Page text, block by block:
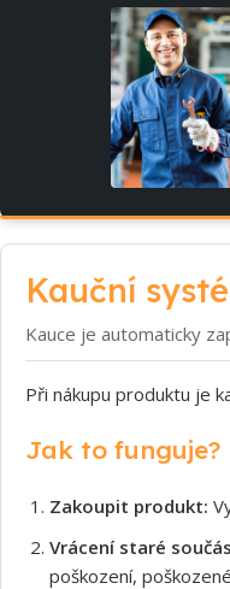
Kauční
Kauce je automaticky
Při nákupu produktu je
Jak to funguje?
Zakoupit produkt:
Vrácení staré
poškození,